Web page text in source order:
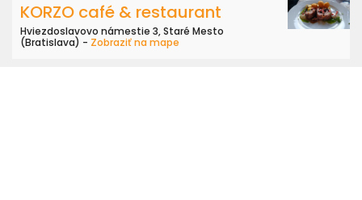
KORZO café & restaurant
Hviezdoslavovo námestie 3, Staré Mesto
(Bratislava) - Zobraziť na mape